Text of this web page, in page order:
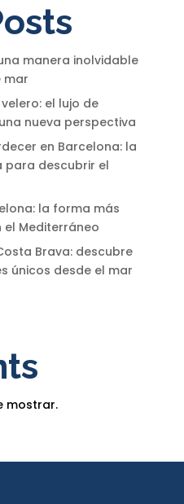
manera inolvidable
mar
el lujo de
nueva perspectiva
en Barcelona: la
para descubrir el
la forma más
el Mediterráneo
Brava: descubre
únicos desde el mar
mostrar.